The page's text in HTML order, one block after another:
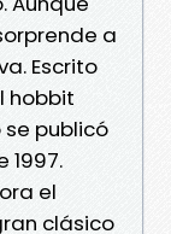
a
Escrito
hobbit
publicó
1997.
el
clásico